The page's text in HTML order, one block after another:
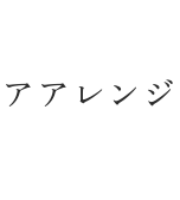
アレンジ